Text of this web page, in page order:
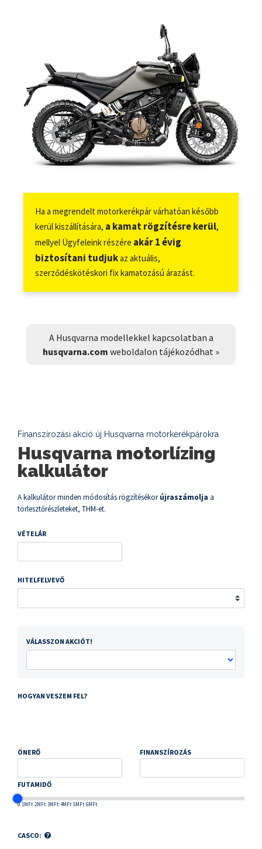
Ha a megrendelt motorkerékpár várhatóan később
kerül kiszállítására, a kamat rögzítésre kerül,
mellyel Ügyfeleink részére akár 1 évig
biztosítani tudjukaz aktuális,
szerződéskötéskori fix kamatozású árazást.
A Husqvarna modellekkel kapcsolatban a
husqvarna.com weboldalon tájékozódhat »
Finanszírozási akció új Husqvarna motorkerékpárokra
Husqvarna motorlízing
kalkulátor
A kalkulátor minden módosítás rögzítésékorújraszámolja a
törlesztőrészleteket, THM-et.
VÉTELÁR
HITELFELVEVŐ
VÁLASSZON AKCIÓT!
HOGYAN VESZEM FEL?
ÖNERŐ FINANSZÍROZÁS
FUTAMIDŐ
0 1MFt 2MFt 3MFt 4MFt 5MFt 6MFt
CASCO: